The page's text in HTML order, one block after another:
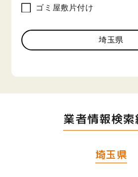
ゴミ屋敷片付け
埼玉県
業者情報検索
埼玉県